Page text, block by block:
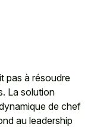
pas à résoudre
La solution
de chef
au leadership